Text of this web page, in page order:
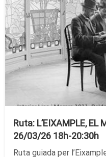
Ruta: L’EIXAMPLE, EL
26/03/26 18h-20:30h
Ruta guiada per